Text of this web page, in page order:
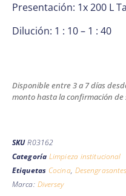
Presentación: 1x 200 L
Dilución: 1 : 10 – 1 : 40
Disponible entre 3 a 7 días
monto hasta la confirmación de
SKUR03162
Categoría Limpieza institucional
Etiquetas Cocina,
Marca: Diversey